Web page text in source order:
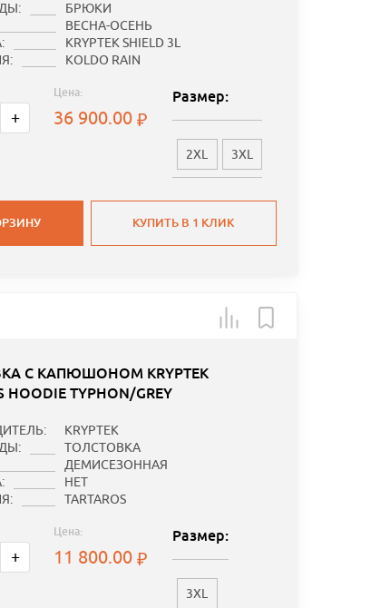
БРЮКИ
ВЕСНА-ОСЕНЬ
KRYPTEK SHIELD 3L
KOLDO RAIN
+
Цена:
36 900.00
Размер:
2XL 3XL
КУПИТЬ В 1 КЛИК
С КАПЮШОНОМ KRYPTEK
HOODIE TYPHON/GREY
KRYPTEK
ТОЛСТОВКА
ДЕМИСЕЗОННАЯ
НЕТ
TARTAROS
+
Цена:
11 800.00
Размер:
3XL